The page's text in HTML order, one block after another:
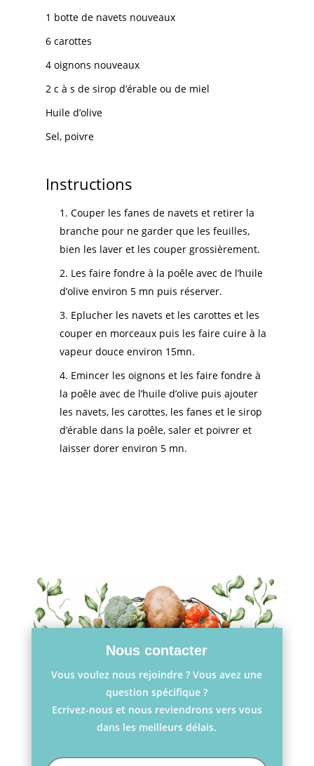
1 botte de navets nouveaux
6 carottes
4 oignons nouveaux
2 c à s de sirop d’érable ou de miel
Huile d’olive
Sel, poivre
Instructions
Couper les fanes de navets et retirer la
branche pour ne garder que les feuilles,
bien les laver et les couper grossièrement.
Les faire fondre à la poêle avec de l’huile
d’olive environ 5 mn puis réserver.
Eplucher les navets et les carottes et les
couper en morceaux puis les faire cuire à la
vapeur douce environ 15mn.
Emincer les oignons et les faire fondre à
la poêle avec de l’huile d’olive puis ajouter
les navets, les carottes, les fanes et le sirop
d’érable dans la poêle, saler et poivrer et
laisser dorer environ 5 mn.
Nous contacter
Vous voulez nous rejoindre ? Vous avez une
question spécifique ?
Ecrivez-nous et nous reviendrons vers vous
dans les meilleurs délais.